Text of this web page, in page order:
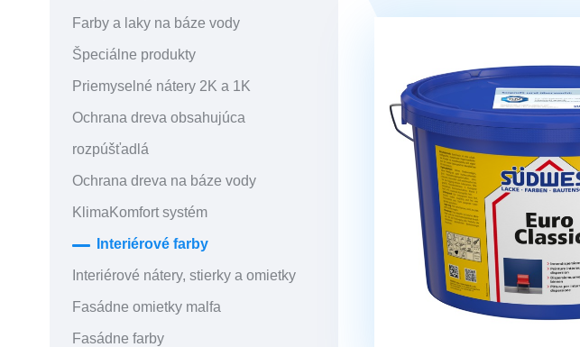
Farby a laky na báze vody
Špeciálne produkty
Priemyselné nátery 2K a 1K
Ochrana dreva obsahujúca
rozpúšťadlá
Ochrana dreva na báze vody
KlimaKomfort systém
Interiérové farby
Interiérové nátery, stierky a omietky
Fasádne omietky malfa
Fasádne farby